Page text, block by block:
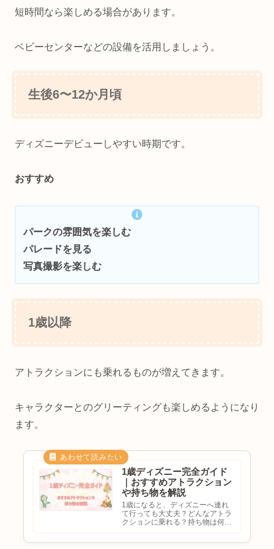
短時間なら楽しめる場合があります。
ベビーセンターなどの設備を活用しましょう。
生後6〜12か月頃
ディズニーデビューしやすい時期です。
おすすめ
パークの雰囲気を楽しむ
パレードを見る
写真撮影を楽しむ
1歳以降
アトラクションにも乗れるものが増えてきます。
キャラクターとのグリーティングも楽しめるようになり
ます。
1歳ディズニー完全ガイド
｜おすすめアトラクション
や持ち物を解説
1歳になると、ディズニーへ連れ
て行っても大丈夫？どんなアトラ
クションに乗れる？持ち物は何が